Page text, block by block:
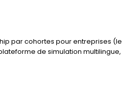
par cohortes pour entreprises (le
de simulation multilingue,